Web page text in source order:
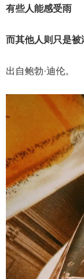
有些人能感受雨
而其他人则只是被
出自鲍勃·迪伦。